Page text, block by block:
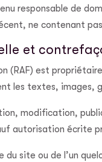
responsable de
ne contenant
et
(RAF) est
les textes, images,
modification,
autorisation écrite
site ou de l’un